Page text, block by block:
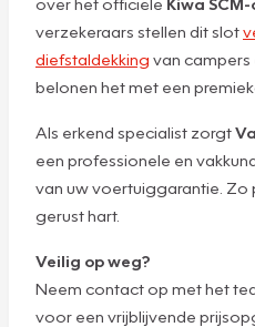
verzekeraars stellen dit slot
diefstaldekking van campers
belonen het met een
Als erkend specialist zorgt
een professionele en
van uw voertuiggarantie. Zo
gerust hart.
Veilig op weg?
Neem contact op met het
voor een vrijblijvende